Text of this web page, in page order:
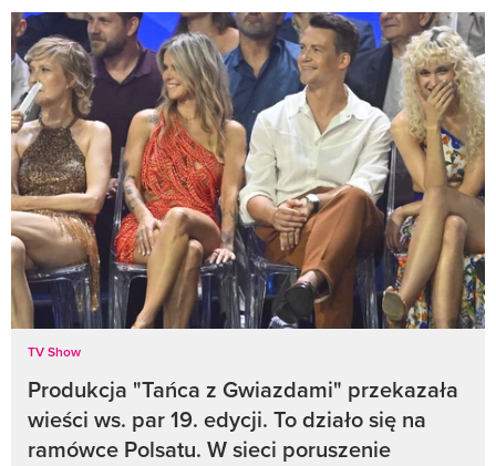
TV Show
Produkcja "Tańca z Gwiazdami" przekazała
wieści ws. par 19. edycji. To działo się na
ramówce Polsatu. W sieci poruszenie